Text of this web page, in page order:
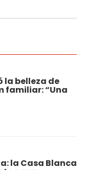
la belleza de
familiar: “Una
la Casa Blanca